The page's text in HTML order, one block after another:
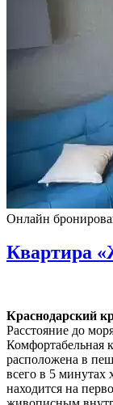
Онлайн
Квартира
Краснодарский
Расстояние до
Комфортабельная
расположена в
всего в 5
находится на